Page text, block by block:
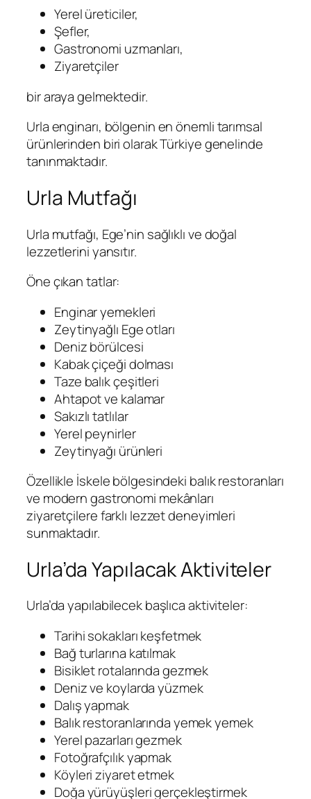
Yerel üreticiler,
Şefler,
Gastronomi uzmanları,
Ziyaretçiler
bir araya gelmektedir.
Urla enginarı, bölgenin en önemli tarımsal
ürünlerinden biri olarak Türkiye genelinde
tanınmaktadır.
Urla Mutfağı
Urla mutfağı, Ege’nin sağlıklı ve doğal
lezzetlerini yansıtır.
Öne çıkan tatlar:
Enginar yemekleri
Zeytinyağlı Ege otları
Deniz börülcesi
Kabak çiçeği dolması
Taze balık çeşitleri
Ahtapot ve kalamar
Sakızlı tatlılar
Yerel peynirler
Zeytinyağı ürünleri
Özellikle İskele bölgesindeki balık restoranları
ve modern gastronomi mekânları
ziyaretçilere farklı lezzet deneyimleri
sunmaktadır.
Urla’da Yapılacak Aktiviteler
Urla’da yapılabilecek başlıca aktiviteler:
Tarihi sokakları keşfetmek
Bağ turlarına katılmak
Bisiklet rotalarında gezmek
Deniz ve koylarda yüzmek
Dalış yapmak
Balık restoranlarında yemek yemek
Yerel pazarları gezmek
Fotoğrafçılık yapmak
Köyleri ziyaret etmek
Doğa yürüyüşleri gerçekleştirmek